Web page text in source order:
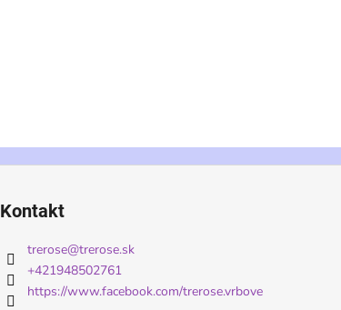
Kontakt
trerose@trerose.sk
+421948502761
https://www.facebook.com/trerose.vrbove